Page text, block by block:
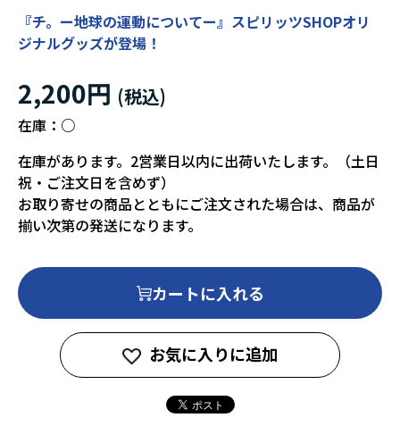
『チ。ー地球の運動についてー』スピリッツSHOPオリ
ジナルグッズが登場！
2,200円
在庫： ○
在庫があります。2営業日以内に出荷いたします。（土日
祝・ご注文日を含めず）
お取り寄せの商品とともにご注文された場合は、商品が
揃い次第の発送になります。
カートに入れる
お気に入りに追加